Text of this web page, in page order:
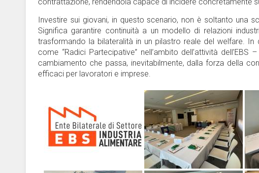
Investire sui giovani, in questo scenario, non è soltanto una
Significa garantire continuità a un modello di relazioni
trasformando la bilateralità in un pilastro reale del welfare.
come “Radici Partecipative” nell’ambito dell’attività
cambiamento che passa, inevitabilmente, dalla forza della
efficaci per lavoratori e imprese.